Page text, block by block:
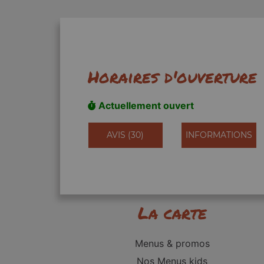
Horaires d'ouverture
Actuellement ouvert
AVIS (30) INFORMATIONS
La carte
Menus & promos
Nos Menus kids